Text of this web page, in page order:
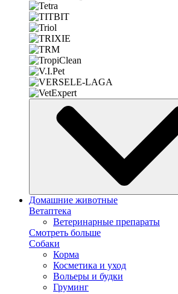
Домашние животные
Ветаптека
Ветеринарные препараты
Смотреть больше
Собаки
Корма
Косметика и уход
Вольеры и будки
Груминг